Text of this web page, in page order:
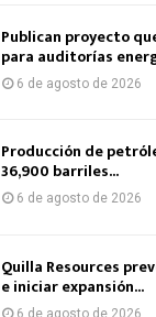
Publican proyecto
para auditorías
6 de agosto de 2026
Producción de
36,900 barriles...
6 de agosto de 2026
Quilla Resources
e iniciar expansión...
6 de agosto de 2026